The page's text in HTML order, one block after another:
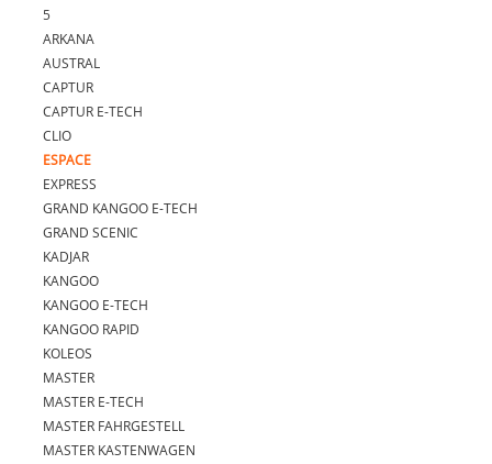
5
ARKANA
AUSTRAL
CAPTUR
CAPTUR E-TECH
CLIO
ESPACE
EXPRESS
GRAND KANGOO E-TECH
GRAND SCENIC
KADJAR
KANGOO
KANGOO E-TECH
KANGOO RAPID
KOLEOS
MASTER
MASTER E-TECH
MASTER FAHRGESTELL
MASTER KASTENWAGEN